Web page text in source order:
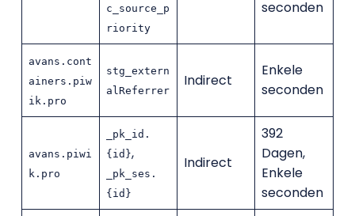
c_source_p
riority
seconden
avans.cont
ainers.piw
ik.pro
stg_extern
alReferrer
Indirect
Enkele
seconden
avans.piwi
k.pro
_pk_id.
{id},
_pk_ses.
{id}
Indirect
392
Dagen,
Enkele
seconden